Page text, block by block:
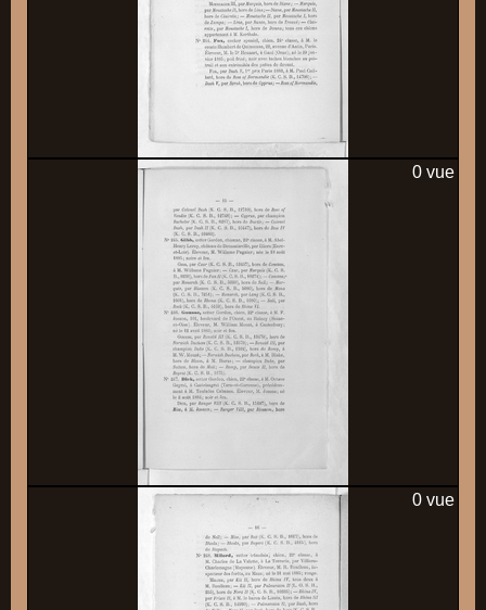
0 vue
0 vue